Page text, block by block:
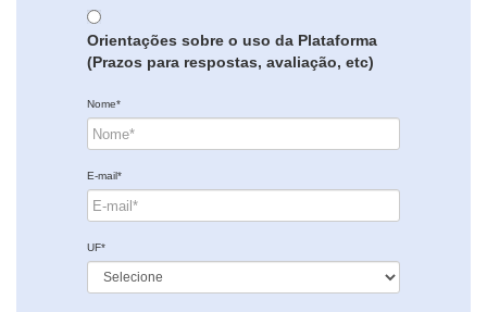
Orientações sobre o uso da Plataforma
(Prazos para respostas, avaliação, etc)
Nome*
E-mail*
UF*